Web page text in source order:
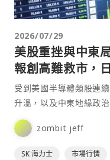
2026/07/29
美股重挫與中東
報創高難救市，
受到美國半導體類股連
升溫，以及中東地緣政
股市近日出現劇烈波動
後⋯ zombit jeff
SK 海力士 市場行情